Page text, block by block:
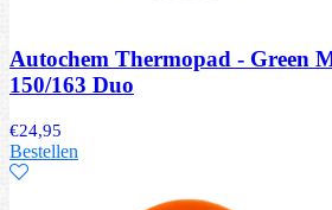
Autochem Thermopad - Green
150/163 Duo
€24,95
Bestellen